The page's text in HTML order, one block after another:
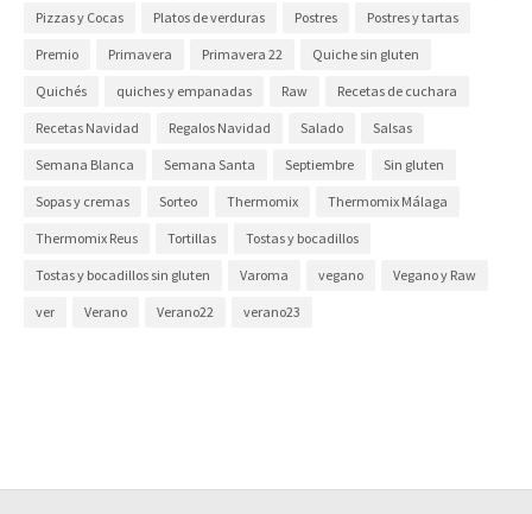
Pizzas y Cocas Platos de verduras Postres Postres y tartas
Premio Primavera Primavera 22 Quiche sin gluten
Quichés quiches y empanadas Raw Recetas de cuchara
Recetas Navidad Regalos Navidad Salado Salsas
Semana Blanca Semana Santa Septiembre Sin gluten
Sopas y cremas Sorteo Thermomix Thermomix Málaga
Thermomix Reus Tortillas Tostas y bocadillos
Tostas y bocadillos sin gluten Varoma vegano Vegano y Raw
ver Verano Verano22 verano23